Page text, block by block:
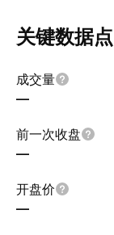
关键数据点
成交量
—
前一次收盘
—
开盘价
—